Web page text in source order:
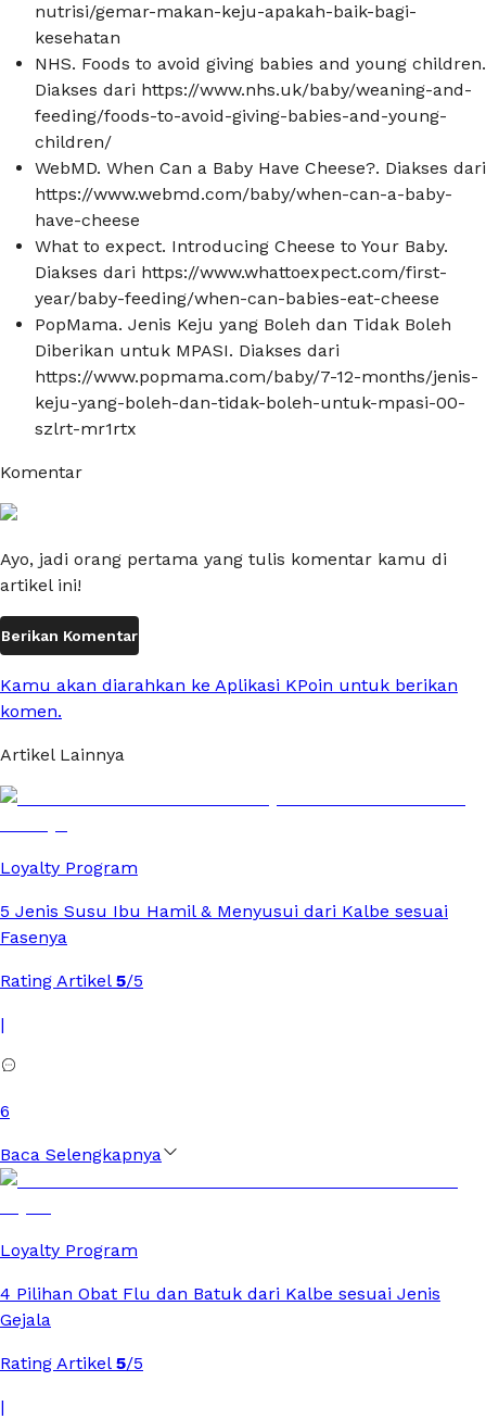
nutrisi/gemar-makan-keju-apakah-baik-bagi-
kesehatan
NHS. Foods to avoid giving babies and young children.
Diakses dari https://www.nhs.uk/baby/weaning-and-
feeding/foods-to-avoid-giving-babies-and-young-
children/
WebMD. When Can a Baby Have Cheese?. Diakses dari
https://www.webmd.com/baby/when-can-a-baby-
have-cheese
What to expect. Introducing Cheese to Your Baby.
Diakses dari https://www.whattoexpect.com/first-
year/baby-feeding/when-can-babies-eat-cheese
PopMama. Jenis Keju yang Boleh dan Tidak Boleh
Diberikan untuk MPASI. Diakses dari
https://www.popmama.com/baby/7-12-months/jenis-
keju-yang-boleh-dan-tidak-boleh-untuk-mpasi-00-
szlrt-mr1rtx
Komentar
Ayo, jadi orang pertama yang tulis komentar kamu di
artikel ini!
Berikan Komentar
Kamu akan diarahkan ke Aplikasi KPoin untuk berikan
komen.
Artikel Lainnya
Loyalty Program
5 Jenis Susu Ibu Hamil & Menyusui dari Kalbe sesuai
Fasenya
Rating Artikel 5/5
|
6
Baca Selengkapnya
Loyalty Program
4 Pilihan Obat Flu dan Batuk dari Kalbe sesuai Jenis
Gejala
Rating Artikel 5/5
|